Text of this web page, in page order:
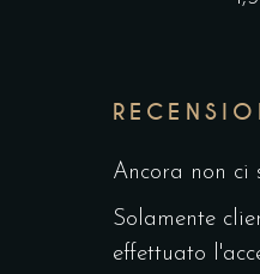
Ancora non ci
Solamente
effettuato